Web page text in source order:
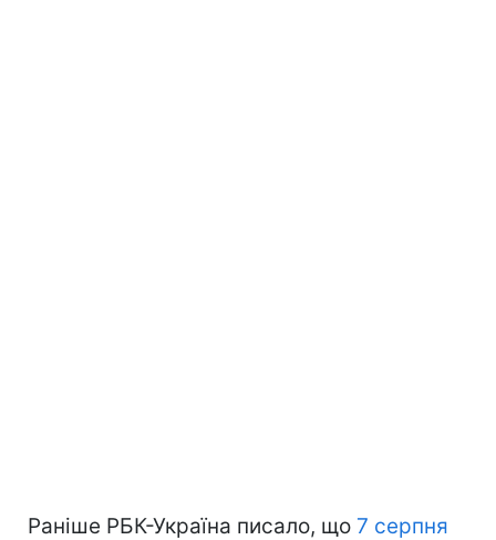
Раніше РБК-Україна писало, що 7 серпня